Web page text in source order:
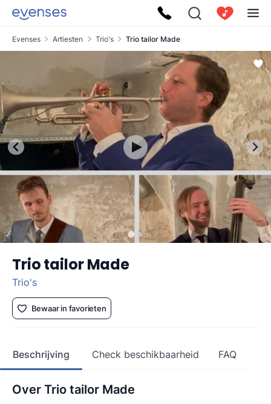
Evenses Artiesten Trio's Trio tailor Made
Trio tailor Made
Trio's
Bewaar in favorieten
Beschrijving Check beschikbaarheid FAQ
Over Trio tailor Made